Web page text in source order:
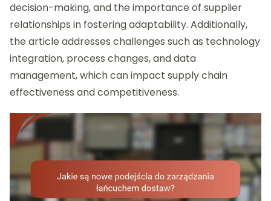
decision-making, and the importance of supplier
relationships in fostering adaptability. Additionally,
the article addresses challenges such as technology
integration, process changes, and data
management, which can impact supply chain
effectiveness and competitiveness.